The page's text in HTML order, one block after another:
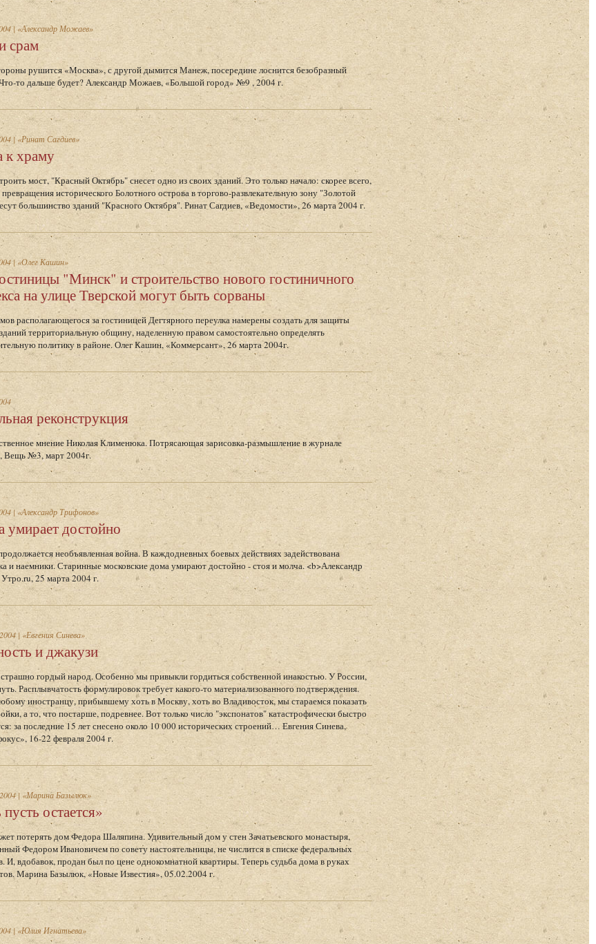
| «Александр Можаев»
срам
рушится «Москва», с другой дымится Манеж, посередине лоснится безобразный
то дальше будет? Александр Можаев, «Большой город» №9 , 2004 г.
|«Ринат Сагдиев»
к храму
мост, "Красный Октябрь" снесет одно из своих зданий. Это только начало: скорее всего,
исторического Болотного острова в торгово-развлекательную зону "Золотой
большинство зданий "Красного Октября". Ринат Сагдиев, «Ведомости», 26 марта 2004 г.
| «Олег Кашин»
"Минск" и строительство нового гостиничного
на улице Тверской могут быть сорваны
располагающегося за гостиницей Дегтярного переулка намерены создать для защиты
территориальную общину, наделенную правом самостоятельно определять
политику в районе. Олег Кашин, «Коммерсант», 26 марта 2004г.
реконструкция
мнение Николая Клименюка. Потрясающая зарисовка-размышление в журнале
Вещь №3, март 2004г.
| «Александр Трифонов»
умирает достойно
необъявленная война. В каждодневных боевых действиях задействована
и наемники. Старинные московские дома умирают достойно - стоя и молча. <b>Александр
25 марта 2004 г.
| «Евгения Синева»
и джакузи
гордый народ. Особенно мы привыкли гордиться собственной инакостью. У России,
Расплывчатость формулировок требует какого-то материализованного подтверждения.
иностранцу, прибывшему хоть в Москву, хоть во Владивосток, мы стараемся показать
а то, что постарше, подревнее. Вот только число "экспонатов" катастрофически быстро
за последние 15 лет снесено около 10 000 исторических строений… Евгения Синева,
16-22 февраля 2004 г.
| «Марина Базылюк»
остается»
потерять дом Федора Шаляпина. Удивительный дом у стен Зачатьевского монастыря,
Федором Ивановичем по совету настоятельницы, не числится в списке федеральных
И, вдобавок, продан был по цене однокомнатной квартиры. Теперь судьба дома в руках
Марина Базылюк, «Новые Известия», 05.02.2004 г.
| «Юлия Игнатьева»